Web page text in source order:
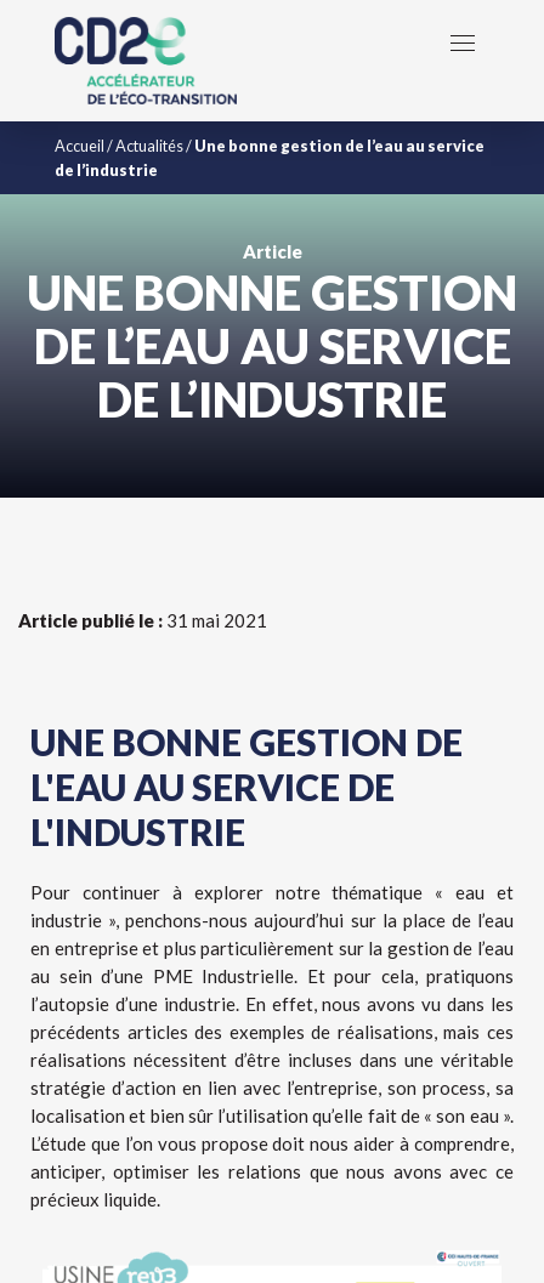
Accueil/Actualités/Une bonne gestion de l’eau au service
de l’industrie
Article
UNE BONNE GESTION
DE L’EAU AU SERVICE
DE L’INDUSTRIE
Article publié le : 31 mai 2021
UNE BONNE GESTION DE
L'EAU AU SERVICE DE
L'INDUSTRIE
Pour continuer à explorer notre thématique « eau et
industrie », penchons-nous aujourd’hui sur la place de l’eau
en entreprise et plus particulièrement sur la gestion de l’eau
au sein d’une PME Industrielle. Et pour cela, pratiquons
l’autopsie d’une industrie. En effet, nous avons vu dans les
précédents articles des exemples de réalisations, mais ces
réalisations nécessitent d’être incluses dans une véritable
stratégie d’action en lien avec l’entreprise, son process, sa
localisation et bien sûr l’utilisation qu’elle fait de « son eau ».
L’étude que l’on vous propose doit nous aider à comprendre,
anticiper, optimiser les relations que nous avons avec ce
précieux liquide.